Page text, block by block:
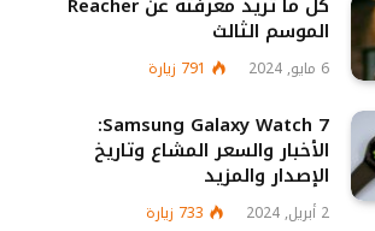
الموسم الثالث
6 مايو, 2024 791 زيارة
Samsung Galaxy Watch 7:
الأخبار والسعر المشاع وتاريخ
الإصدار والمزيد
2 أبريل, 2024 733 زيارة